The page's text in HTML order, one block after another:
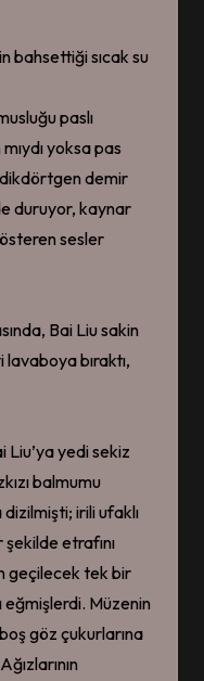
bahsettiği sıcak su
paslı
yoksa pas
dikdörtgen demir
duruyor, kaynar
sesler
Bai Liu sakin
bıraktı,
Liu’ya yedi sekiz
balmumu
dizilmişti; irili ufaklı
şekilde etrafını
geçilecek tek bir
eğmişlerdi. Müzenin
göz çukurlarına